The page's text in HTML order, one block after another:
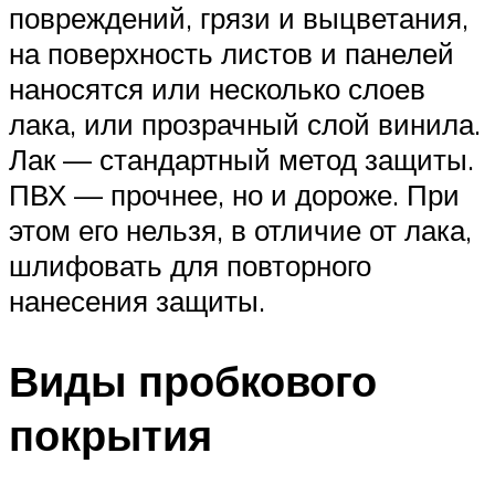
повреждений, грязи и выцветания,
на поверхность листов и панелей
наносятся или несколько слоев
лака, или прозрачный слой винила.
Лак — стандартный метод защиты.
ПВХ — прочнее, но и дороже. При
этом его нельзя, в отличие от лака,
шлифовать для повторного
нанесения защиты.
Виды пробкового
покрытия